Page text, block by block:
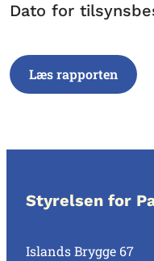
Dato for
Læs rapporten
Styrelsen for
Islands Brygge 67